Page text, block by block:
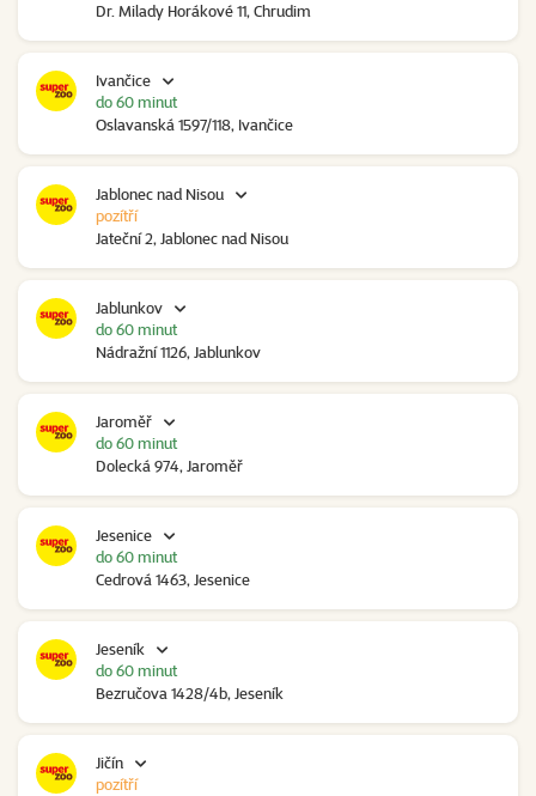
Dr. Milady Horákové 11, Chrudim
Ivančice
Oslavanská 1597/118, Ivančice
do 60 minut
Jablonec nad Nisou
Jateční 2, Jablonec nad Nisou
pozítří
Jablunkov
Nádražní 1126, Jablunkov
do 60 minut
Jaroměř
Dolecká 974, Jaroměř
do 60 minut
Jesenice
Cedrová 1463, Jesenice
do 60 minut
Jeseník
Bezručova 1428/4b, Jeseník
do 60 minut
Jičín
pozítří